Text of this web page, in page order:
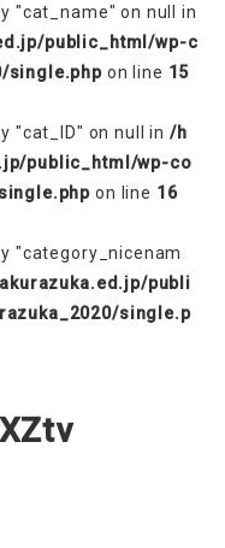
"cat_name" on null in
public_html/wp-c
single.php on line 15
"cat_ID" on null in /h
public_html/wp-co
on line 16
"category_nicenam
publi
single.p